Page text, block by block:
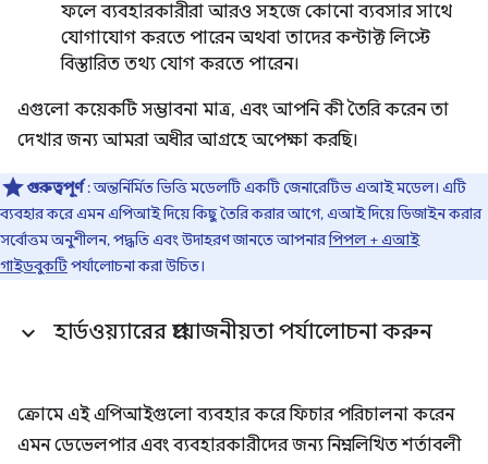
ফলে ব্যবহারকারীরা আরও সহজে কোনো ব্যবসার সাথে
যোগাযোগ করতে পারেন অথবা তাদের কন্টাক্ট লিস্টে
বিস্তারিত তথ্য যোগ করতে পারেন।
এগুলো কয়েকটি সম্ভাবনা মাত্র, এবং আপনি কী তৈরি করেন তা
দেখার জন্য আমরা অধীর আগ্রহে অপেক্ষা করছি।
গুরুত্বপূর্ণ: অন্তর্নির্মিত ভিত্তি মডেলটি একটি জেনারেটিভ এআই মডেল। এটি
ব্যবহার করে এমন এপিআই দিয়ে কিছু তৈরি করার আগে, এআই দিয়ে ডিজাইন করার
সর্বোত্তম অনুশীলন, পদ্ধতি এবং উদাহরণ জানতে আপনারপিপল + এআই
গাইডবুকটিপর্যালোচনা করা উচিত।
হার্ডওয়্যারের প্রয়োজনীয়তা পর্যালোচনা করুন
ক্রোমে এই এপিআইগুলো ব্যবহার করে ফিচার পরিচালনা করেন
এমন ডেভেলপার এবং ব্যবহারকারীদের জন্য নিম্নলিখিত শর্তাবলী